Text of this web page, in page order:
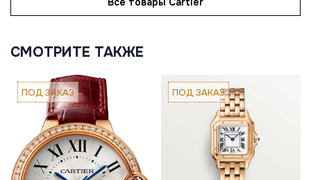
СМОТРИТЕ ТАКЖЕ
ПОД ЗАКАЗ ПОД ЗАКАЗ